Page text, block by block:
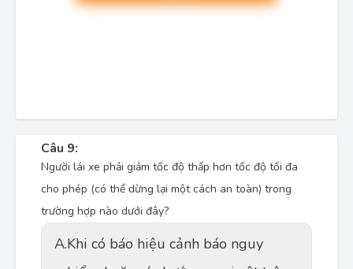
Câu 9:
Người lái xe phải giảm tốc độ thấp hơn tốc độ tối đa
cho phép (có thể dừng lại một cách an toàn) trong
trường hợp nào dưới đây?
A.Khi có báo hiệu cảnh báo nguy